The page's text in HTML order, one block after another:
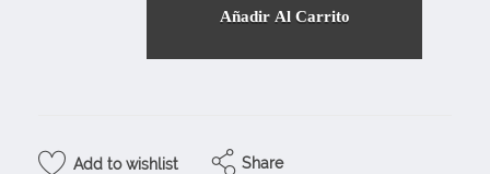
Añadir Al Carrito
Add to wishlist Share